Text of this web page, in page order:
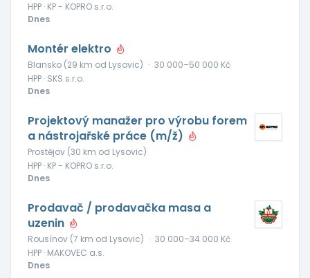
HPP · KP - KOPRO s.r.o.
Dnes
Montér elektro
Blansko (29 km od Lysovic) · 30 000–50 000 Kč
HPP · SKS s.r.o.
Dnes
Projektový manažer pro výrobu forem
a nástrojařské práce (m/ž)
Prostějov (30 km od Lysovic)
HPP · KP - KOPRO s.r.o.
Dnes
Prodavač / prodavačka masa a
uzenin
Rousínov (7 km od Lysovic) · 30 000–34 000 Kč
HPP · MAKOVEC a.s.
Dnes